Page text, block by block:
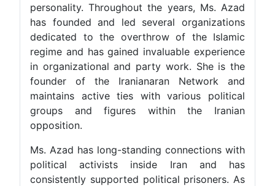
personality. Throughout the years, Ms. Azad
has founded and led several organizations
dedicated to the overthrow of the Islamic
regime and has gained invaluable experience
in organizational and party work. She is the
founder of the Iranianaran Network and
maintains active ties with various political
groups and figures within the Iranian
opposition.
Ms. Azad has long-standing connections with
political activists inside Iran and has
consistently supported political prisoners. As